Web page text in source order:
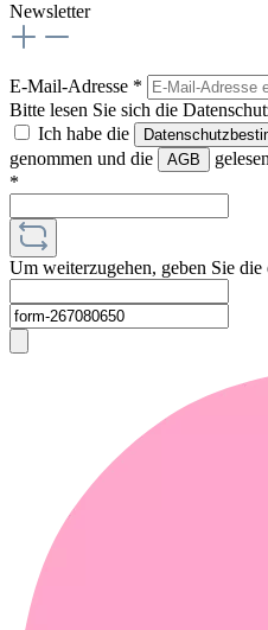
Newsletter
E-Mail-Adresse *
Bitte lesen Sie sich die
Ich habe die
genommen und die
AGB
*
Um weiterzugehen, geben Sie